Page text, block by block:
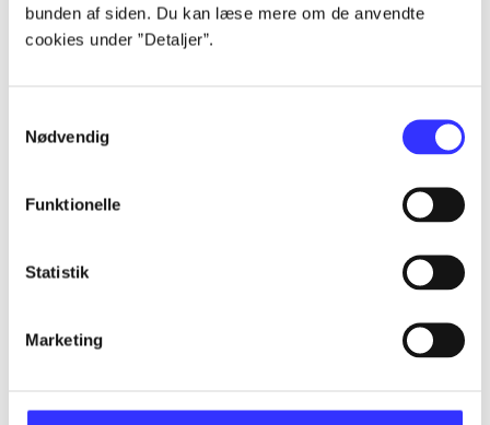
bunden af siden. Du kan læse mere om de anvendte
cookies under ”Detaljer”.
Nødvendig
Funktionelle
Statistik
Marketing
Alle registrerede artikler fordelt på udgivelser